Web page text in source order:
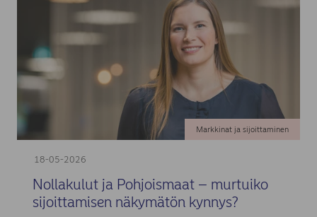
18-05-2026
Markkinat ja sijoittaminen
Nollakulut ja Pohjoismaat – murtuiko
sijoittamisen näkymätön kynnys?